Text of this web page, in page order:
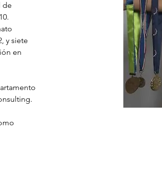
de
.
, y siete
en